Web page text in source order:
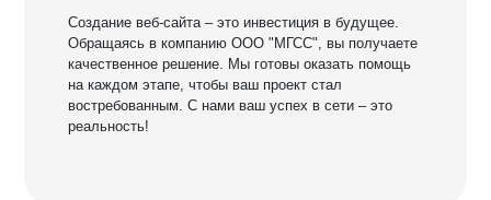
Создание веб-сайта – это инвестиция в будущее.
Обращаясь в компанию ООО "МГСС", вы получаете
качественное решение. Мы готовы оказать помощь
на каждом этапе, чтобы ваш проект стал
востребованным. С нами ваш успех в сети – это
реальность!